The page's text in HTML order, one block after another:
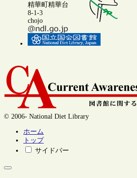
精華町精華台
8-1-3
chojo
© 2006- National Diet Library
ホーム
トップ
サイドバー